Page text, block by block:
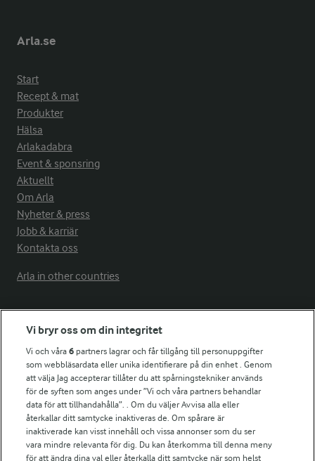
Arla.se
Start
Recept & mat
Produkter
Hälsa
Arlakadabra
Event & sponsring
Aktuellt
Om Arla
Nyheter & press
Jobb & karriär
Kontakta oss
Arla in other countries
Fler Arlasajter
För ägare
Arlas kundportal
Arla.com
Falbygdens Ost
Arla webbshop
Bildbank
Vi bryr oss om din integritet
Vi och våra6 partners lagrar och får tillgång till personuppgifter
som webbläsardata eller unika identifierare på din enhet . Genom
att välja Jag accepterar tillåter du att spårningstekniker används
för de syften som anges under ”Vi och våra partners behandlar
data för att tillhandahålla”. . Om du väljer Avvisa alla eller
återkallar ditt samtycke inaktiveras de. Om spårare är
inaktiverade kan visst innehåll och vissa annonser som du ser
vara mindre relevanta för dig. Du kan återkomma till denna meny
för att ändra dina val eller återkalla ditt samtycke när som helst